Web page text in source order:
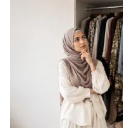
Sumber komen dari Twitter @isusemasaviral
Ada juga yang membuat rentetan
menjadi pengajaran untuk lebih
periksa sebelum membuat satu
membuatkan orang ramai keliru
seorang individu.